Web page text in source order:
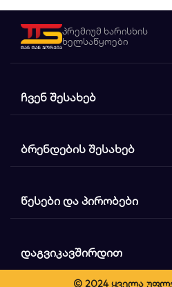
პრემიუმ ხარისხის
ხელსაწყოები
ᲩᲕᲔᲜ ᲨᲔᲡᲐᲮᲔᲑ
ᲑᲠᲔᲜᲓᲔᲑᲘᲡ ᲨᲔᲡᲐᲮᲔᲑ
ᲬᲔᲡᲔᲑᲘ ᲓᲐ ᲞᲘᲠᲝᲑᲔᲑᲘ
ᲓᲐᲒᲕᲘᲙᲐᲕᲨᲘᲠᲓᲘᲗ
© 2024 ყველა